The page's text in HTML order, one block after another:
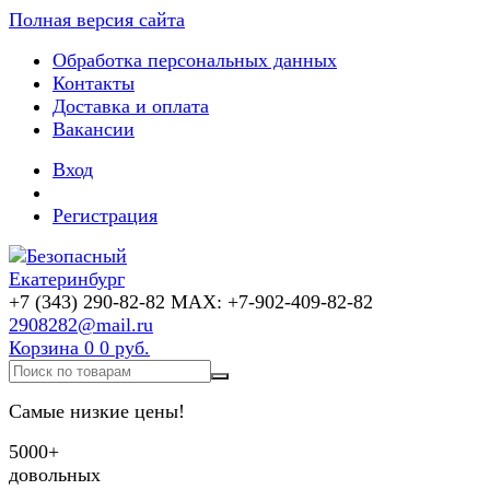
Полная версия сайта
Обработка персональных данных
Контакты
Доставка и оплата
Вакансии
Вход
Регистрация
+7 (343) 290-82-82 MAX: +7-902-409-82-82
2908282@mail.ru
Корзина 0 0 руб.
Самые низкие цены!
5000+
довольных